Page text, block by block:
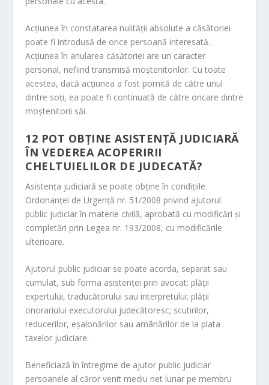
Acţiunea în constatarea nulităţii absolute a căsătoriei
poate fi introdusă de orice persoană interesată.
Acţiunea în anularea căsătoriei are un caracter
personal, nefiind transmisă moştenitorilor. Cu toate
acestea, dacă acţiunea a fost pornită de către unul
dintre soţi, ea poate fi continuată de către oricare dintre
moştenitorii săi.
12 POT OBŢINE ASISTENŢĂ JUDICIARĂ
ÎN VEDEREA ACOPERIRII
CHELTUIELILOR DE JUDECATĂ?
Asistenţa judiciară se poate obţine în condiţiile
Ordonanţei de Urgenţă nr. 51/2008 privind ajutorul
public judiciar în materie civilă, aprobată cu modificări şi
completări prin Legea nr. 193/2008, cu modificările
ulterioare.
Ajutorul public judiciar se poate acorda, separat sau
cumulat, sub forma asistenţei prin avocat; plăţii
expertului, traducătorului sau interpretului; plăţii
onorariului executorului judecătoresc; scutirilor,
reducerilor, eşalonărilor sau amânărilor de la plata
taxelor judiciare.
Beneficiază în întregime de ajutor public judiciar
persoanele al căror venit mediu net lunar pe membru